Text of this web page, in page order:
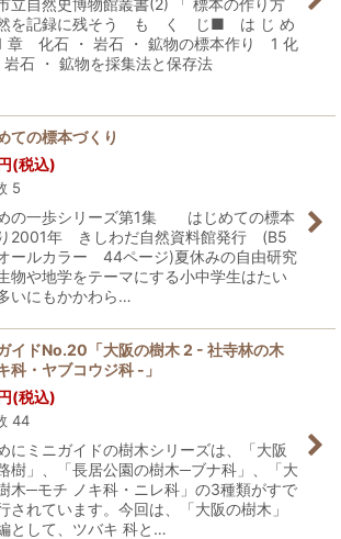
立自然史博物館叢書(2) 「 標本の作り方
然を記録に残そう も く じ■ は じ め
化石 ・ 岩石 ・ 鉱物の標本作り 1 化
岩石 ・ 鉱物を採集法と保存法
ての標本づくり
(税込)
5
の一歩シリーズ第1集 はじめての標本
2001年 きしわだ自然資料館発行 (B5
ールカラー 44ページ)夏休みの自由研究
物や地学をテーマにする小中学生はたい
いにもかかわら…
イドNo.20「大阪の樹木 2 - 社寺林の木
科・ヤブコウジ科 -」
(税込)
44
にミニガイドの樹木シリーズは、「大阪
樹」、「長居公園の樹木─ブナ科」、「大
木─モチ ノキ科・ニレ科」の3種類がすで
されています。今回は、「大阪の樹木」
として、ツバキ 科と…